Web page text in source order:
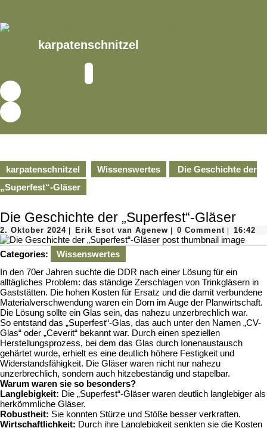
content
karpatenschnitzel
Button
karpatenschnitzel Wissenswertes
Die Geschichte der
„Superfest“-Gläser
Die Geschichte der „Superfest“-Gläser
2. Oktober 20242.
Oktober
2024
Erik Esot van AgenewErik
Esot
van
0 Comment 16:42
Categories:
Wissenswertes
In den 70er Jahren suchte die DDR nach einer Lösung für ein
alltägliches Problem: das ständige Zerschlagen von Trinkgläsern in
Gaststätten. Die hohen Kosten für Ersatz und die damit verbundene
Materialverschwendung waren ein Dorn im Auge der Planwirtschaft.
Die Lösung sollte ein Glas sein, das nahezu unzerbrechlich war.
So entstand das „Superfest“-Glas, das auch unter den Namen „CV-
Glas“ oder „Ceverit“ bekannt war. Durch einen speziellen
Herstellungsprozess, bei dem das Glas durch Ionenaustausch
gehärtet wurde, erhielt es eine deutlich höhere Festigkeit und
Widerstandsfähigkeit. Die Gläser waren nicht nur nahezu
unzerbrechlich, sondern auch hitzebeständig und stapelbar.
Warum waren sie so besonders?
Langlebigkeit: Die „Superfest“-Gläser waren deutlich langlebiger als
herkömmliche Gläser.
Robustheit: Sie konnten Stürze und Stöße besser verkraften.
Wirtschaftlichkeit: Durch ihre Langlebigkeit senkten sie die Kosten